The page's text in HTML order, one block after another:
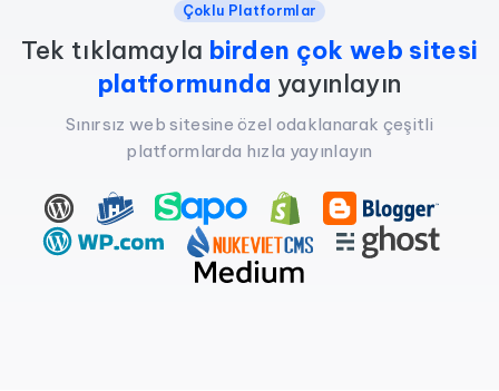
Çoklu Platformlar
Tek tıklamayla birden çok web sitesi
platformunda yayınlayın
Sınırsız web sitesine özel odaklanarak çeşitli
platformlarda hızla yayınlayın